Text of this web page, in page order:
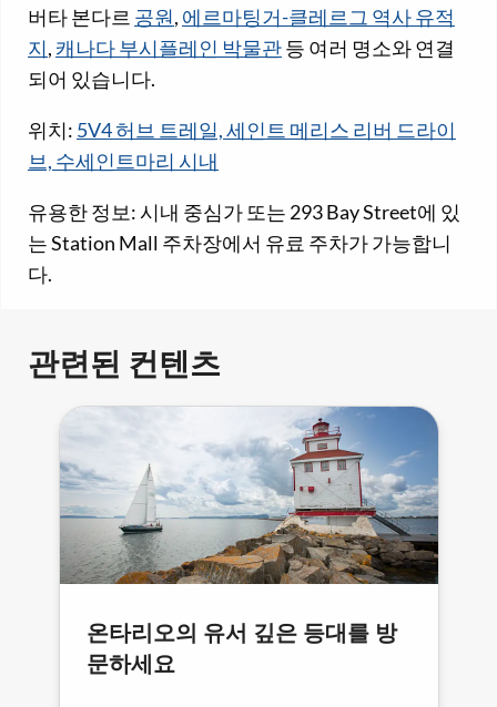
버타 본다르 공원, 에르마팅거-클레르그 역사 유적
지, 캐나다 부시플레인 박물관등 여러 명소와 연결
되어 있습니다.
위치: 5V4 허브 트레일, 세인트 메리스 리버 드라이
브, 수세인트마리 시내
유용한 정보: 시내 중심가 또는 293 Bay Street에 있
는 Station Mall 주차장에서 유료 주차가 가능합니
다.
관련된 컨텐츠
온타리오의 유서 깊은 등대를 방
문하세요